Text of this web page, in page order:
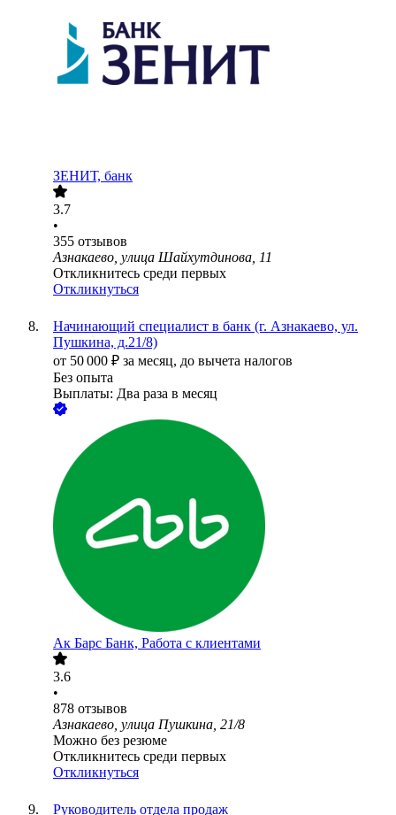
ЗЕНИТ, банк
3.7
•
355 отзывов
Азнакаево, улица Шайхутдинова, 11
Откликнитесь среди первых
Откликнуться
Начинающий специалист в банк (г. Азнакаево, ул.
Пушкина, д.21/8)
от 50 000 ₽ за месяц, до вычета налогов
Без опыта
Выплаты: Два раза в месяц
Ак Барс Банк, Работа с клиентами
3.6
•
878 отзывов
Азнакаево, улица Пушкина, 21/8
Можно без резюме
Откликнитесь среди первых
Откликнуться
Руководитель отдела продаж